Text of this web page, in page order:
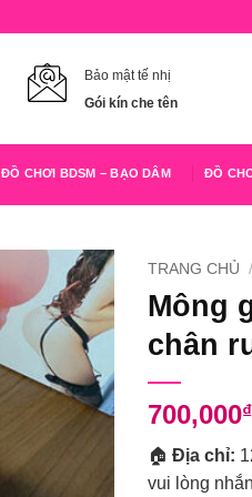
Bảo mật tế nhị
Gói kín che tên
ĐỒ CHƠI BDSM – BẠO DÂM ĐỒ
TRANG CHỦ /
Mông
chân
700,000₫
🏠 Địa chỉ:
vui lòng